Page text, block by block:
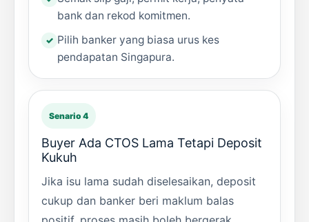
bank dan rekod komitmen.
Pilih banker yang biasa urus kes
pendapatan Singapura.
Senario 4
Buyer Ada CTOS Lama Tetapi Deposit
Kukuh
Jika isu lama sudah diselesaikan, deposit
cukup dan banker beri maklum balas